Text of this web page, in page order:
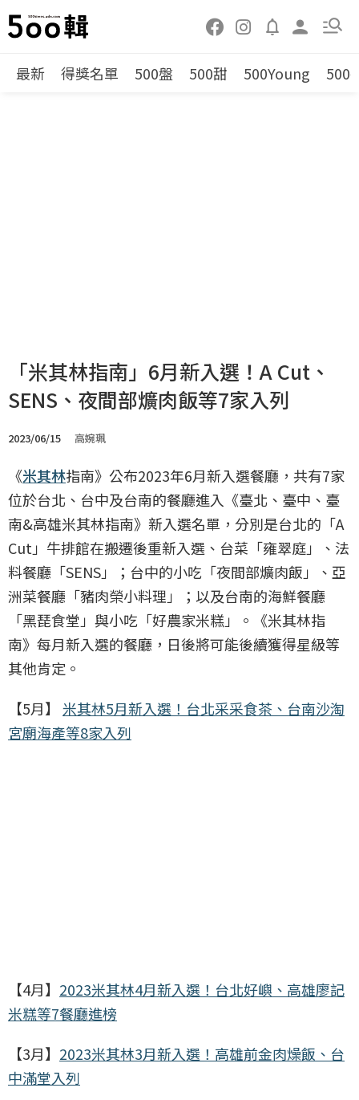
最新 得獎名單 500盤 500甜 500Young 500
「米其林指南」6月新入選！A Cut、
SENS、夜間部爌肉飯等7家入列
2023/06/15 高婉珮
《米其林指南》公布2023年6月新入選餐廳，共有7家
位於台北、台中及台南的餐廳進入《臺北、臺中、臺
南&高雄米其林指南》新入選名單，分別是台北的「A
Cut」牛排館在搬遷後重新入選、台菜「雍翠庭」、法
料餐廳「SENS」；台中的小吃「夜間部爌肉飯」、亞
洲菜餐廳「豬肉榮小料理」；以及台南的海鮮餐廳
「黑琵食堂」與小吃「好農家米糕」。《米其林指
南》每月新入選的餐廳，日後將可能後續獲得星級等
其他肯定。
【5月】 米其林5月新入選！台北采采食茶、台南沙淘
宮廟海產等8家入列
【4月】 2023米其林4月新入選！台北好嶼、高雄廖記
米糕等7餐廳進榜
【3月】 2023米其林3月新入選！高雄前金肉燥飯、台
中滿堂入列